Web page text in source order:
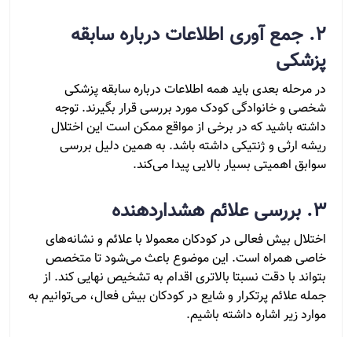
2. جمع آوری اطلاعات درباره سابقه
پزشکی
در مرحله بعدی باید همه اطلاعات درباره سابقه پزشکی
شخصی و خانوادگی کودک مورد بررسی قرار بگیرند. توجه
داشته باشید که در برخی از مواقع ممکن است این اختلال
ریشه ارثی و ژنتیکی داشته باشد. به همین دلیل بررسی
سوابق اهمیتی بسیار بالایی پیدا می‌کند.
3. بررسی علائم هشداردهنده
اختلال بیش فعالی در کودکان معمولا با علائم و نشانه‌های
خاصی همراه است. این موضوع باعث می‌شود تا متخصص
بتواند با دقت نسبتا بالاتری اقدام به تشخیص نهایی کند. از
جمله علائم پرتکرار و شایع در کودکان بیش فعال، می‌توانیم به
موارد زیر اشاره داشته باشیم.